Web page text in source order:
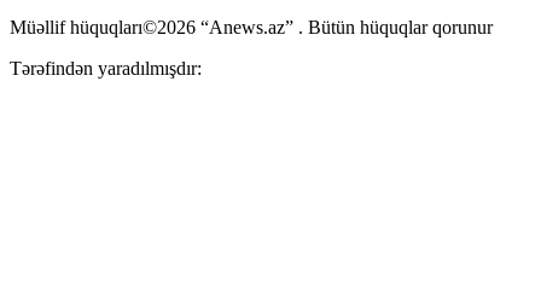
Müəllif hüquqları©2026 “Anews.az” . Bütün hüquqlar qorunur
Tərəfindən yaradılmışdır: